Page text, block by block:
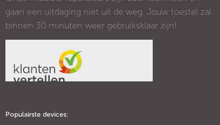
gaan een uitdaging niet uit de weg. Jouw toestel zal
binnen 30 minuten weer gebruiksklaar zijn!
Populairste devices: